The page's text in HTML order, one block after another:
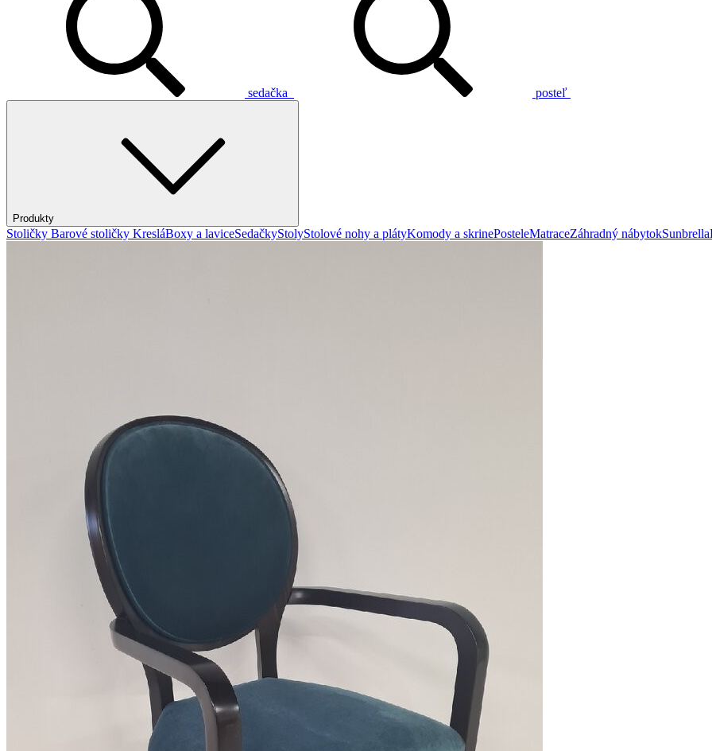
sedačka posteľ
Produkty
Stoličky Barové stoličky KresláBoxy a laviceSedačkyStolyStolové nohy a plátyKomody a skrinePosteleMatraceZáhradný nábytokSunbrella